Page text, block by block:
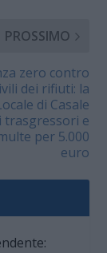
PROSSIMO
zero contro
dei rifiuti: la
di Casale
trasgressori e
per 5.000
euro